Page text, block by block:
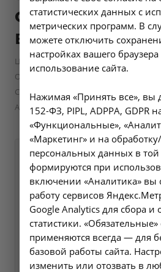
см2 -
в Ангарске
Цены в Ангарске —
Операции и манипуляции сосудистого
Склеротерапия сосудистых
Ангарске
Оформите заявку на
мы свяжемся с вами в
ближайшее время и
на все интересующие
вопросы.
Заказать услугу
статистических данных с
метрических программ. В
можете отключить
настройках вашего
использование сайта.
Нажимая «Принять все», вы
152-ФЗ, PIPL, ADPPA, GDPR
«Функциональные»,
«Маркетинг» и на
персональных данных в
формируются при
включении «Аналитика» вы
работу сервисов
Google Analytics для сбора и
статистики.
применяются всегда — для
базовой работы сайта.
изменить или отозвать в